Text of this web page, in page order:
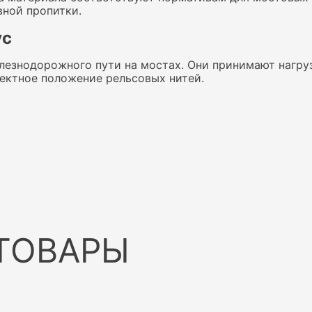
пропитки.
пути на мостах. Они принимают
положение рельсовых нитей.
чем шпала на земляном полотне. На него
мостового бруса нормируют размеры, породу и
защитной обработки.
4200 мм. Конкретный размер подбирают под